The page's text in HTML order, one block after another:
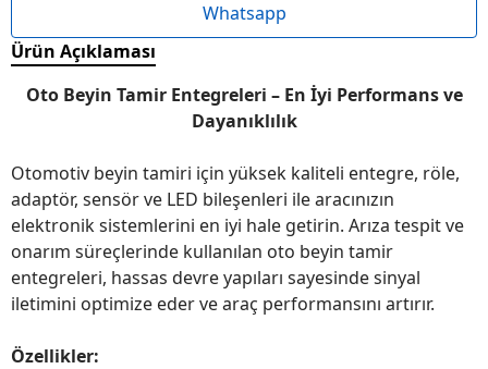
Whatsapp
Ürün Açıklaması
Oto Beyin Tamir Entegreleri – En İyi Performans ve
Dayanıklılık
Otomotiv beyin tamiri için yüksek kaliteli entegre, röle,
adaptör, sensör ve LED bileşenleri ile aracınızın
elektronik sistemlerini en iyi hale getirin. Arıza tespit ve
onarım süreçlerinde kullanılan oto beyin tamir
entegreleri, hassas devre yapıları sayesinde sinyal
iletimini optimize eder ve araç performansını artırır.
Özellikler: